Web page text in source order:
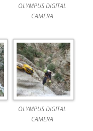
OLYMPUS DIGITAL
CAMERA
OLYMPUS DIGITAL
CAMERA